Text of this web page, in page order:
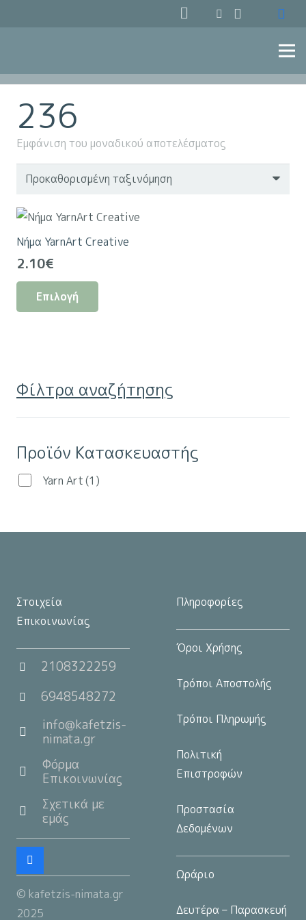
236
Εμφάνιση του μοναδικού αποτελέσματος
Νήμα YarnArt Creative
2.10€
Επιλογή
Οι
επιλογές
να
του
Φίλτρα αναζήτησης
Προϊόν Κατασκευαστής
Yarn Art(1)
Στοιχεία
Επικοινωνίας
2108322259
6948548272
info@kafetzis-
nimata.gr
Φόρμα
Επικοινωνίας
Σχετικά με
εμάς
© kafetzis-nimata.gr
2025
Πληροφορίες
Όροι Χρήσης
Τρόποι Αποστολής
Τρόποι Πληρωμής
Πολιτική
Επιστροφών
Προστασία
Δεδομένων
Ωράριο
Δευτέρα – Παρασκευή